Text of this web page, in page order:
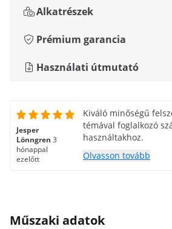
Alkatrészek
Prémium garancia
Használati útmutató
Jesper
Lönngren 3
hónappal
ezelőtt
Kiváló minőségű
témával foglalkozó
használtakhoz.
Olvasson tovább
Műszaki adatok